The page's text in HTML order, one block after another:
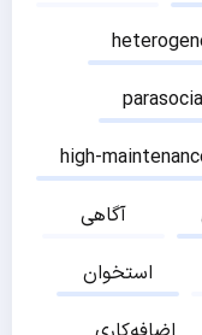
high-
آگاهی
استخوان